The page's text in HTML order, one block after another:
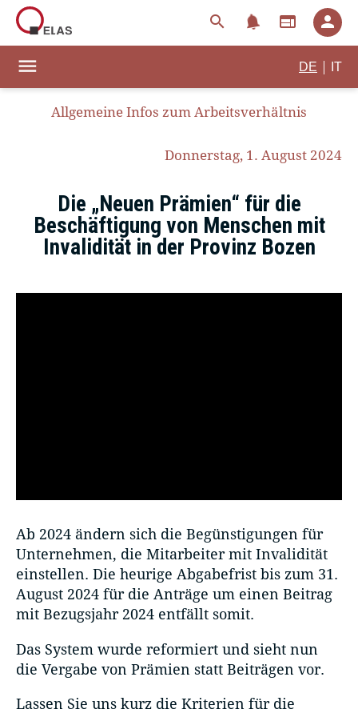
search notifications web person
menu DE IT
Allgemeine Infos zum Arbeitsverhältnis
Donnerstag, 1. August 2024
Die „Neuen Prämien“ für die
Beschäftigung von Menschen mit
Invalidität in der Provinz Bozen
Ab 2024 ändern sich die Begünstigungen für
Unternehmen, die Mitarbeiter mit Invalidität
einstellen. Die heurige Abgabefrist bis zum 31.
August 2024 für die Anträge um einen Beitrag
mit Bezugsjahr 2024 entfällt somit.
Das System wurde reformiert und sieht nun
die Vergabe von Prämien statt Beiträgen vor.
Lassen Sie uns kurz die Kriterien für die